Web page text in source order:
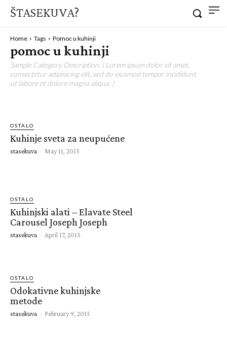
ŠTASEKUVA?
Home Tags Pomoc u kuhinji
pomoc u kuhinji
Sample Category Description. ( Lorem ipsum dolor sit amet,
consectetur adipisicing elit, sed do eiusmod tempor incididunt
ut labore et dolore magna aliqua. )
OSTALO
Kuhinje sveta za neupućene
stasekuva - May 11, 2015
OSTALO
Kuhinjski alati – Elavate Steel
Carousel Joseph Joseph
stasekuva - April 17, 2015
OSTALO
Odokativne kuhinjske
metode
stasekuva - February 9, 2015